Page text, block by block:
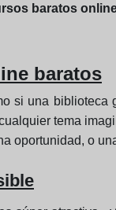
baratos
baratos
si una
tema
oportunidad, o